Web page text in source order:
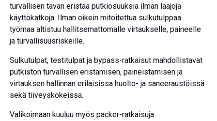
turvallisen tavan eristää putkiosuuksia ilman laajoja
käyttökatkoja. Ilman oikein mitoitettua sulkutulppaa
työmaa altistuu hallitsemattomalle virtaukselle, paineelle
ja turvallisuusriskeille.
Sulkutulpat, testitulpat ja bypass-ratkaisut mahdollistavat
putkiston turvallisen eristämisen, paineistamisen ja
virtauksen hallinnan erilaisissa huolto- ja saneeraustöissä
sekä tiiveyskokeissa.
Valikoimaan kuuluu myös packer-ratkaisuja